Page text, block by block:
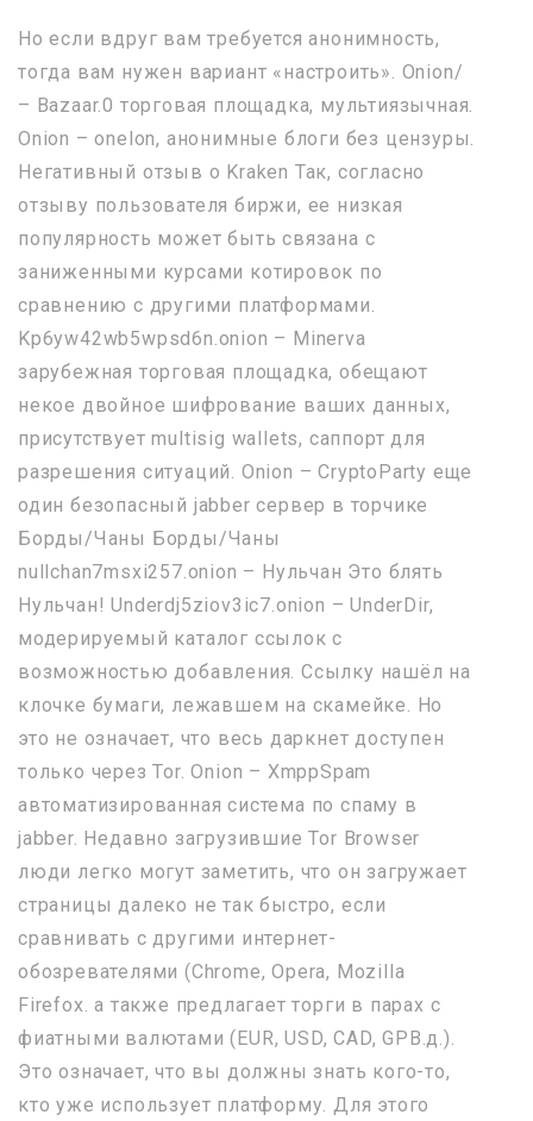
Но если вдруг вам требуется анонимность,
тогда вам нужен вариант «настроить». Onion/
– Bazaar.0 торговая площадка, мультиязычная.
Onion – onelon, анонимные блоги без цензуры.
Негативный отзыв о Kraken Так, согласно
отзыву пользователя биржи, ее низкая
популярность может быть связана с
заниженными курсами котировок по
сравнению с другими платформами.
Kp6yw42wb5wpsd6n.onion – Minerva
зарубежная торговая площадка, обещают
некое двойное шифрование ваших данных,
присутствует multisig wallets, саппорт для
разрешения ситуаций. Onion – CryptoParty еще
один безопасный jabber сервер в торчике
Борды/Чаны Борды/Чаны
nullchan7msxi257.onion – Нульчан Это блять
Нульчан! Underdj5ziov3ic7.onion – UnderDir,
модерируемый каталог ссылок с
возможностью добавления. Ссылку нашёл на
клочке бумаги, лежавшем на скамейке. Но
это не означает, что весь даркнет доступен
только через Tor. Onion – XmppSpam
автоматизированная система по спаму в
jabber. Недавно загрузившие Tor Browser
люди легко могут заметить, что он загружает
страницы далеко не так быстро, если
сравнивать с другими интернет-
обозревателями (Chrome, Opera, Mozilla
Firefox. а также предлагает торги в парах с
фиатными валютами (EUR, USD, CAD, GPB.д.).
Это означает, что вы должны знать кого-то,
кто уже использует платформу. Для этого